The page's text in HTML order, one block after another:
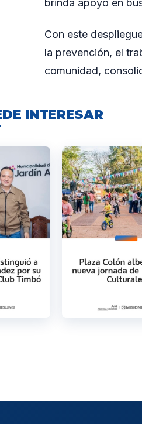
brinda apoyo en
Con este
la prevención, el
comunidad,
INTERESAR